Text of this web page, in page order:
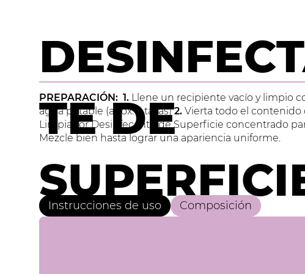
TE DE
PREPARACIÓN: 1. Llene un recipiente vacío y limpio
agua potable (apox. 2 tazas)2. Vierta todo el contenido
Limpiador Desinfecante de Superficie concentrado
Mezcle bien hasta lograr una apariencia uniforme.
Instrucciones de uso Composición